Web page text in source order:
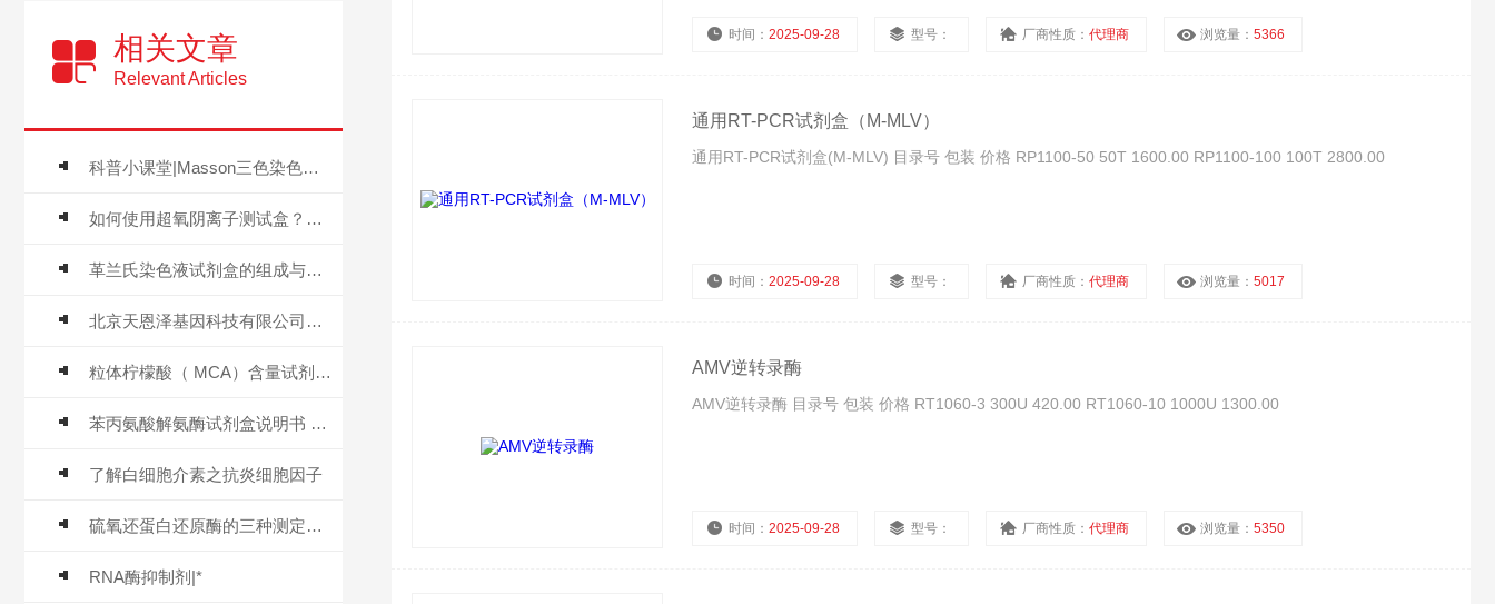
相关文章
Relevant Articles
科普小课堂|Masson三色染色总踩坑？这些FAQ帮你 “避坑通关”！
如何使用超氧阴离子测试盒？看完本篇你就知道了
革兰氏染色液试剂盒的组成与应用
北京天恩泽基因科技有限公司细胞生物学研究系列代理 价格 目录
粒体柠檬酸（ MCA）含量试剂盒 说明 技术文章
苯丙氨酸解氨酶试剂盒说明书 技术文章
了解白细胞介素之抗炎细胞因子
硫氧还蛋白还原酶的三种测定方法
RNA酶抑制剂|*
时间：2025-09-28 型号： 厂商性质：代理商 浏览量：5366
通用RT-PCR试剂盒（M-MLV）
通用RT-PCR试剂盒(M-MLV) 目录号 包装 价格 RP1100-50 50T 1600.00 RP1100-100 100T 2800.00
时间：2025-09-28 型号： 厂商性质：代理商 浏览量：5017
AMV逆转录酶
AMV逆转录酶 目录号 包装 价格 RT1060-3 300U 420.00 RT1060-10 1000U 1300.00
时间：2025-09-28 型号： 厂商性质：代理商 浏览量：5350